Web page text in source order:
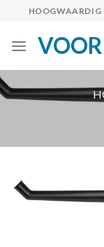
content
HOOGWAARDIG